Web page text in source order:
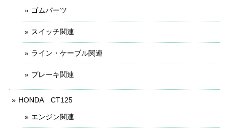
ゴムパーツ
スイッチ関連
ライン・ケーブル関連
ブレーキ関連
HONDA CT125
エンジン関連